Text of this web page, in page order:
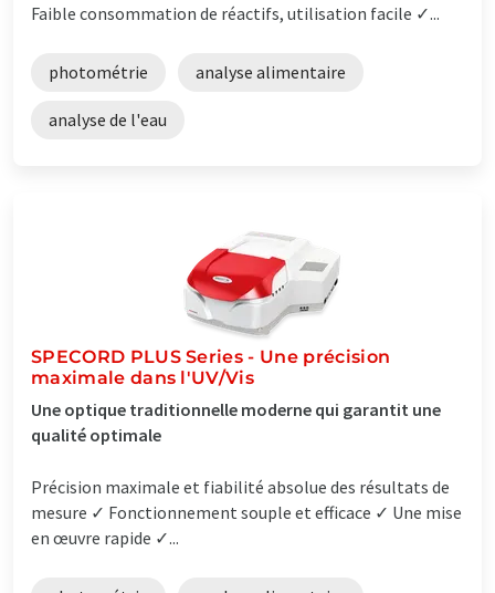
Faible consommation de réactifs, utilisation facile ✓...
photométrie analyse alimentaire
analyse de l'eau
SPECORD PLUS Series - Une précision
maximale dans l'UV/Vis
Une optique traditionnelle moderne qui garantit une
qualité optimale
Précision maximale et fiabilité absolue des résultats de
mesure ✓ Fonctionnement souple et efficace ✓ Une mise
en œuvre rapide ✓...